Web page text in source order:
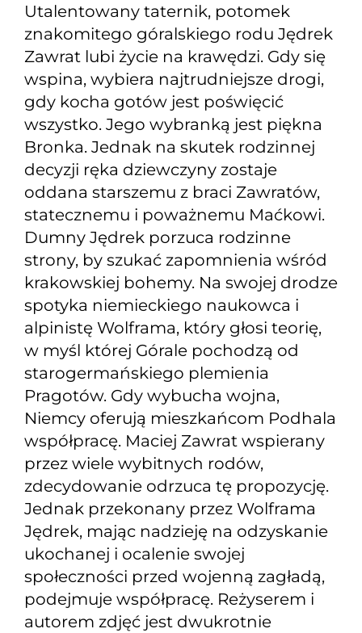
Utalentowany taternik, potomek
znakomitego góralskiego rodu Jędrek
Zawrat lubi życie na krawędzi. Gdy się
wspina, wybiera najtrudniejsze drogi,
gdy kocha gotów jest poświęcić
wszystko. Jego wybranką jest piękna
Bronka. Jednak na skutek rodzinnej
decyzji ręka dziewczyny zostaje
oddana starszemu z braci Zawratów,
statecznemu i poważnemu Maćkowi.
Dumny Jędrek porzuca rodzinne
strony, by szukać zapomnienia wśród
krakowskiej bohemy. Na swojej drodze
spotyka niemieckiego naukowca i
alpinistę Wolframa, który głosi teorię,
w myśl której Górale pochodzą od
starogermańskiego plemienia
Pragotów. Gdy wybucha wojna,
Niemcy oferują mieszkańcom Podhala
współpracę. Maciej Zawrat wspierany
przez wiele wybitnych rodów,
zdecydowanie odrzuca tę propozycję.
Jednak przekonany przez Wolframa
Jędrek, mając nadzieję na odzyskanie
ukochanej i ocalenie swojej
społeczności przed wojenną zagładą,
podejmuje współpracę. Reżyserem i
autorem zdjęć jest dwukrotnie